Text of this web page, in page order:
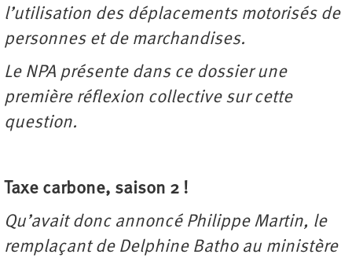
l’utilisation des déplacements motorisés de
personnes et de marchandises.
Le NPA présente dans ce dossier une
première réflexion collective sur cette
question.
Taxe carbone, saison 2 !
Qu’avait donc annoncé Philippe Martin, le
remplaçant de Delphine Batho au ministère